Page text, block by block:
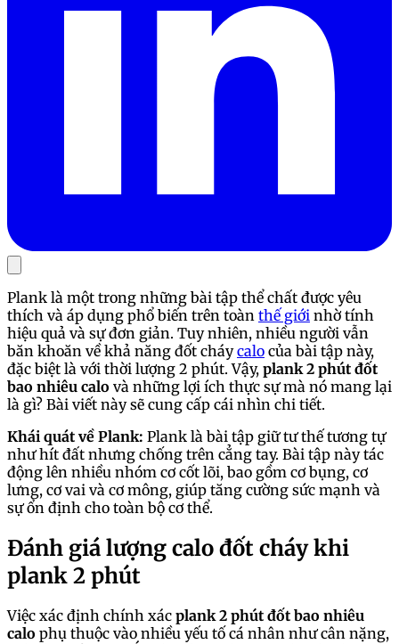
Plank là một trong những bài tập thể chất được yêu
thích và áp dụng phổ biến trên toàn thế giới nhờ tính
hiệu quả và sự đơn giản. Tuy nhiên, nhiều người vẫn
băn khoăn về khả năng đốt cháycalo của bài tập này,
đặc biệt là với thời lượng 2 phút. Vậy, plank 2 phút đốt
bao nhiêu calo và những lợi ích thực sự mà nó mang lại
là gì? Bài viết này sẽ cung cấp cái nhìn chi tiết.
Khái quát về Plank: Plank là bài tập giữ tư thế tương tự
như hít đất nhưng chống trên cẳng tay. Bài tập này tác
động lên nhiều nhóm cơ cốt lõi, bao gồm cơ bụng, cơ
lưng, cơ vai và cơ mông, giúp tăng cường sức mạnh và
sự ổn định cho toàn bộ cơ thể.
Đánh giá lượng calo đốt cháy khi
plank 2 phút
Việc xác định chính xác plank 2 phút đốt bao nhiêu
calo phụ thuộc vào nhiều yếu tố cá nhân như cân nặng,